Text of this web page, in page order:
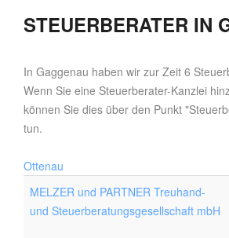
STEUERBERATER IN
In Gaggenau haben wir zur Zeit 6
Wenn Sie eine Steuerberater-Kanzlei
können Sie dies über den Punkt
tun.
Ottenau
MELZER und PARTNER Treuhand-
und Steuerberatungsgesellschaft mbH